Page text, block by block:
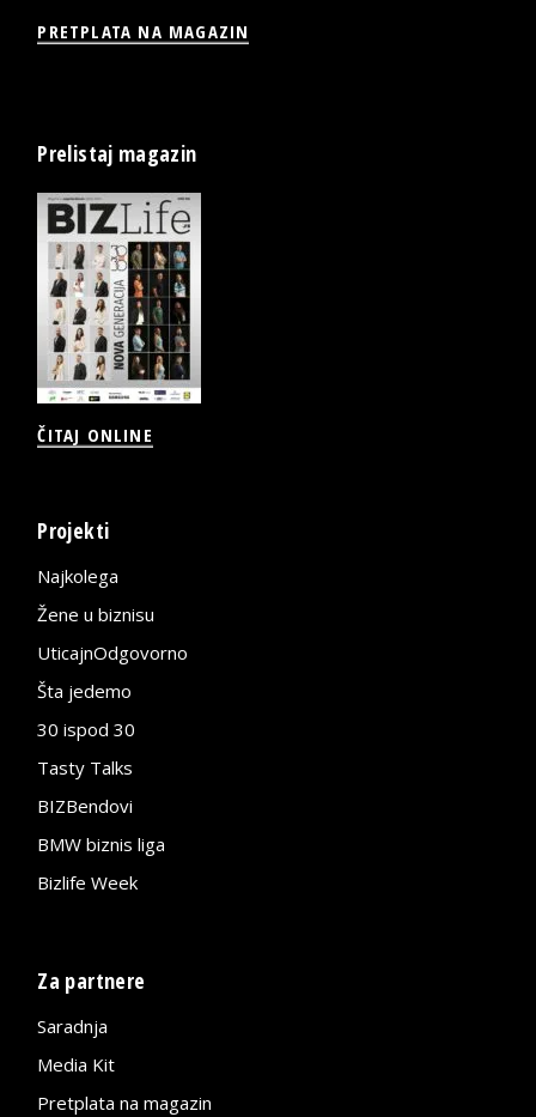
PRETPLATA NA MAGAZIN
Prelistaj magazin
ČITAJ ONLINE
Projekti
Najkolega
Žene u biznisu
UticajnOdgovorno
Šta jedemo
30 ispod 30
Tasty Talks
BIZBendovi
BMW biznis liga
Bizlife Week
Za partnere
Saradnja
Media Kit
Pretplata na magazin